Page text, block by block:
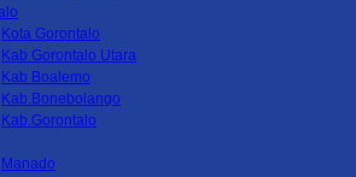
Kota Gorontalo
Kab Gorontalo Utara
Kab Boalemo
Kab.Bonebolango
Kab.Gorontalo
Manado